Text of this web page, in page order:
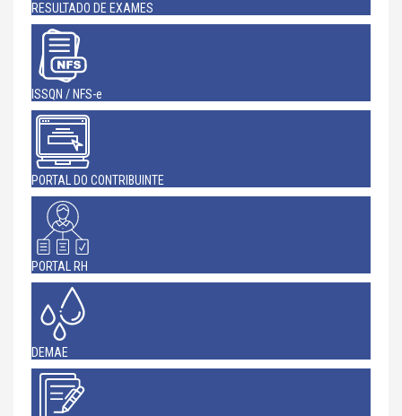
RESULTADO DE EXAMES
ISSQN / NFS-e
PORTAL DO CONTRIBUINTE
PORTAL RH
DEMAE